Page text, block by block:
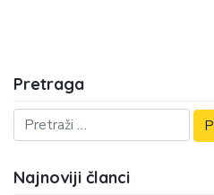
Pretraga
Najnoviji članci